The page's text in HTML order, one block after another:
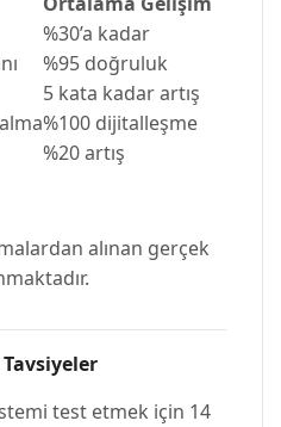
%30’a kadar
%95 doğruluk
5 kata kadar artış
%100 dijitalleşme
%20 artış
alınan gerçek
test etmek için 14